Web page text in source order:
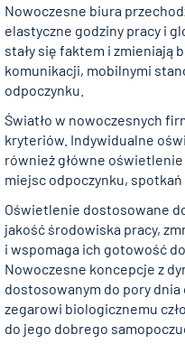
Nowoczesne biura
elastyczne godziny pracy i
stały się faktem i zmieniają
komunikacji, mobilnymi
odpoczynku.
Światło w nowoczesnych
kryteriów. Indywidualne
również główne
miejsc odpoczynku, spotkań
Oświetlenie dostosowane
jakość środowiska pracy,
i wspomaga ich gotowość
Nowoczesne koncepcje z
dostosowanym do pory
zegarowi biologicznemu
do jego dobrego